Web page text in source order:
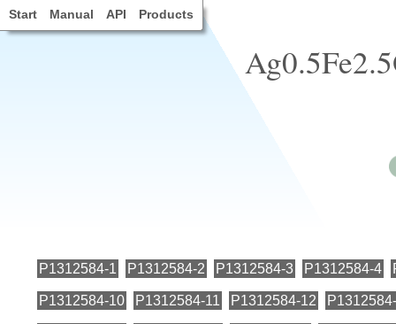
Start Manual API Products
P1312584-1 P1312584-2 P1312584-3 P1312584-4
P1312584-10 P1312584-11 P1312584-12